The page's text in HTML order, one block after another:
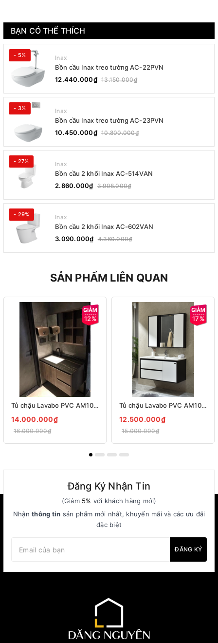
BẠN CÓ THỂ THÍCH
- 5% Inax
Bồn cầu Inax treo tường AC-22PVN
12.440.000₫ 13.150.000₫
- 3% Inax
Bồn cầu Inax treo tường AC-23PVN
10.450.000₫ 10.800.000₫
- 27% Inax
Bồn cầu 2 khối Inax AC-514VAN
2.860.000₫ 3.908.000₫
- 29% Inax
Bồn cầu 2 khối Inax AC-602VAN
3.090.000₫ 4.360.000₫
SẢN PHẨM LIÊN QUAN
12%
Tủ chậu Lavabo PVC AM1070
14.000.000₫
16.000.000₫
17%
Tủ chậu Lavabo PVC AM1060
12.500.000₫
15.000.000₫
Đăng Ký Nhận Tin
(Giảm 5% với khách hàng mới)
Nhận thông tin sản phẩm mới nhất, khuyến mãi và các ưu đãi
đặc biệt
ĐĂNG KÝ